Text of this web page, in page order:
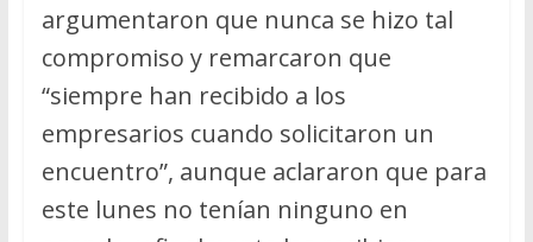
argumentaron que nunca se hizo tal
compromiso y remarcaron que
“siempre han recibido a los
empresarios cuando solicitaron un
encuentro”, aunque aclararon que para
este lunes no tenían ninguno en